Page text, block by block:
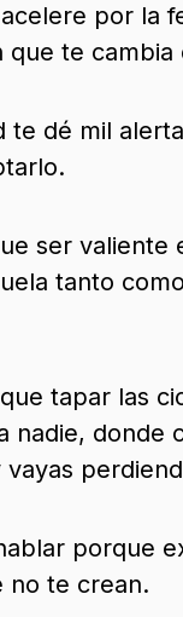
por la
que te cambia
te dé mil
ser valiente
tanto
tapar las
nadie, donde
porque
no te crean.